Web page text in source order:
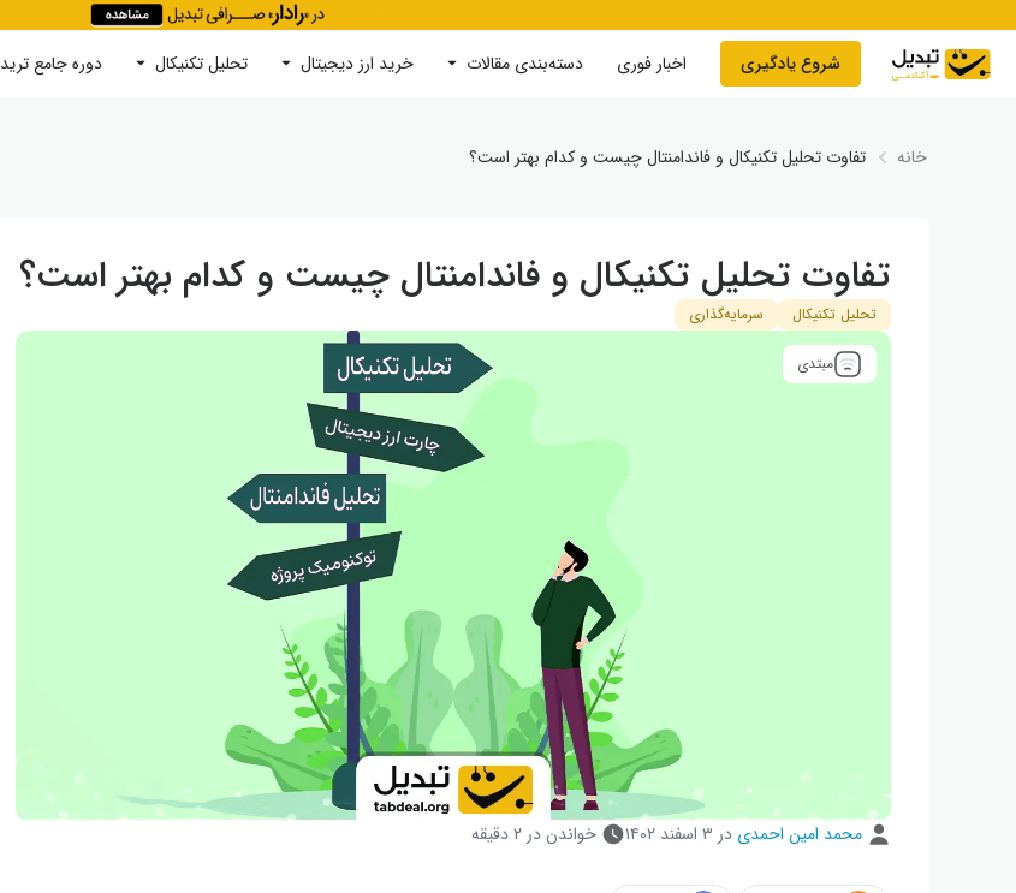
شروع یادگیری اخبار فوری دسته‌بندی مقالات خرید ارز دیجیتال تحلیل تکنیکال دوره‌ جامع ترید جستجو
خانه تفاوت تحلیل تکنیکال و فاندامنتال چیست و کدام بهتر است؟
تفاوت تحلیل تکنیکال و فاندامنتال چیست و کدام بهتر است؟
تحلیل تکنیکال سرمایه‌گذاری
مبتدی
محمد امین احمدی در ۳ اسفند ۱۴۰۲ خواندن در ۲ دقیقه